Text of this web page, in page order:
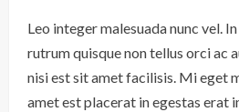
Leo integer malesuada nunc vel.
rutrum quisque non tellus orci ac
nisi est sit amet facilisis. Mi eget
amet est placerat in egestas erat